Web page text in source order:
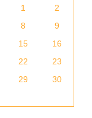
1
2
8
9
15
16
22
23
29
30